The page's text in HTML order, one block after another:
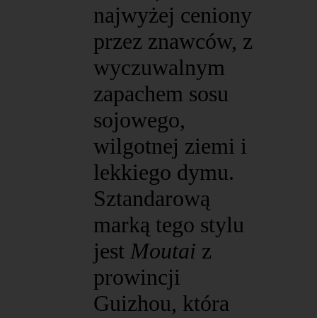
najwyżej ceniony
przez znawców, z
wyczuwalnym
zapachem sosu
sojowego,
wilgotnej ziemi i
lekkiego dymu.
Sztandarową
marką tego stylu
jest Moutai z
prowincji
Guizhou, która